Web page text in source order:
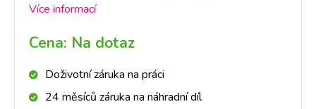
jakoukoli závadu rychle a na počkání. Na pobočkách
abyste ještě DNES měli svůj přístroj opravený v
Praze, Brně, Ostravě, Olomouci, Liberci, Pardubicích a
Více informací
Cena: Na dotaz
Doživotní záruka na práci
24 měsíců záruka na náhradní díl